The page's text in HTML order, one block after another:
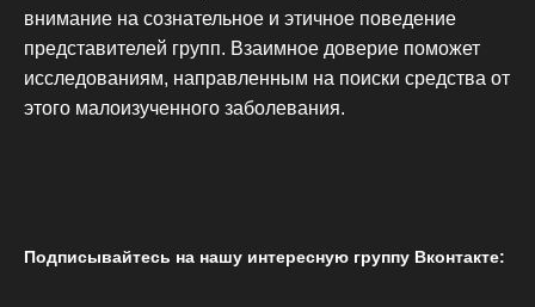
внимание на сознательное и этичное поведение
представителей групп. Взаимное доверие поможет
исследованиям, направленным на поиски средства от
этого малоизученного заболевания.
Подписывайтесь на нашу интересную группу Вконтакте: